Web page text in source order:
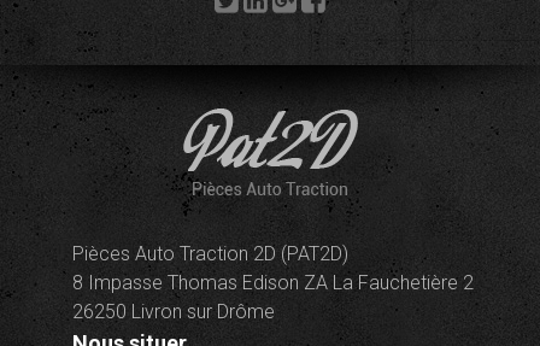
Pièces Auto Traction 2D (PAT2D)
8 Impasse Thomas Edison ZA La Fauchetière 2
26250 Livron sur Drôme